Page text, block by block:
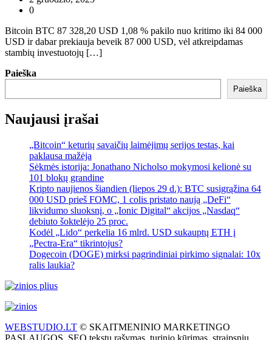
0
Bitcoin BTC 87 328,20 USD 1,08 % pakilo nuo kritimo iki 84 000
USD ir dabar prekiauja beveik 87 000 USD, vėl atkreipdamas
stambių investuotojų […]
Paieška
Paieška
Naujausi įrašai
„Bitcoin“ keturių savaičių laimėjimų serijos testas, kai
paklausa mažėja
Sėkmės istorija: Jonathano Nicholso mokymosi kelionė su
101 blokų grandine
Kripto naujienos šiandien (liepos 29 d.): BTC susigrąžina 64
000 USD prieš FOMC, 1 colis pristato naują „DeFi“
likvidumo sluoksnį, o „Ionic Digital“ akcijos „Nasdaq“
debiuto šoktelėjo 25 proc.
Kodėl „Lido“ perkelia 16 mlrd. USD sukauptų ETH į
„Pectra-Era“ tikrintojus?
Dogecoin (DOGE) mirksi pagrindiniai pirkimo signalai: 10x
ralis laukia?
WEBSTUDIO.LT © SKAITMENINIO MARKETINGO
PASLAUGOS. SEO tekstų rašymas, turinio kūrimas, straipsnių